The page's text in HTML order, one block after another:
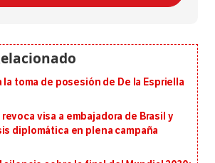
toma de posesión de De la Espriella
visa a embajadora de Brasil y
diplomática en plena campaña